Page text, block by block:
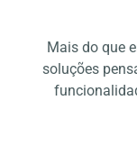
Mais do que
soluções